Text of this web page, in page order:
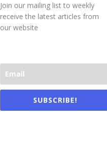
Join our mailing list to weekly
receive the latest articles from
our website
SUBSCRIBE!